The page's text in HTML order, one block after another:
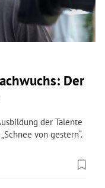
Der
der Talente
von gestern“.